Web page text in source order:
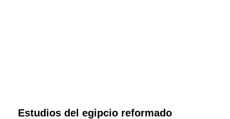
Estudios del egipcio reformado